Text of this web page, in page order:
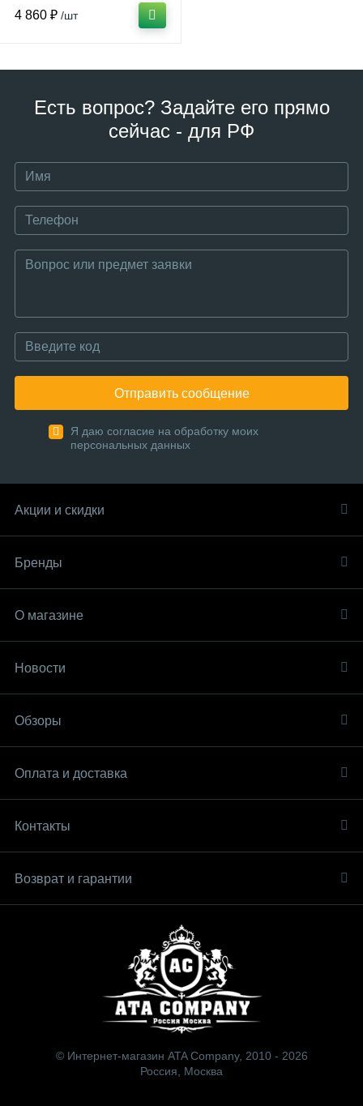
4 860 ₽ /шт
Есть вопрос? Задайте его прямо
сейчас - для РФ
Отправить сообщение
Я даю согласие на обработку моих
персональных данных
Акции и скидки
Бренды
О магазине
Новости
Обзоры
Оплата и доставка
Контакты
Возврат и гарантии
© Интернет-магазин ATA Company, 2010 - 2026
Россия, Москва